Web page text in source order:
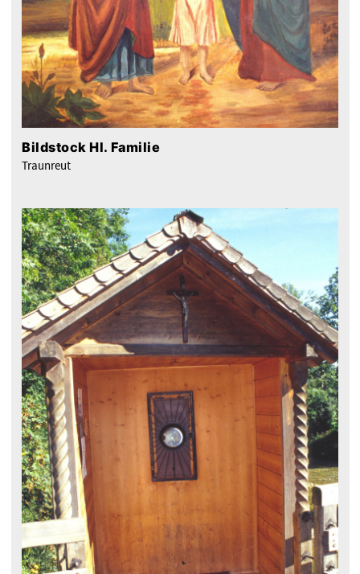
Bildstock Hl. Familie
Traunreut